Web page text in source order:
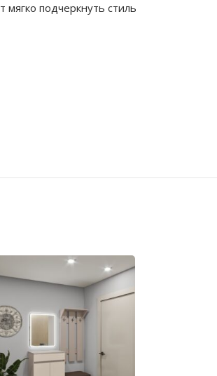
подчеркнуть стиль